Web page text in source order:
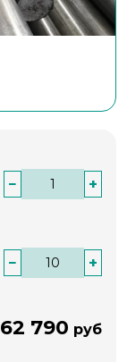
− +
−
+
62 790 руб